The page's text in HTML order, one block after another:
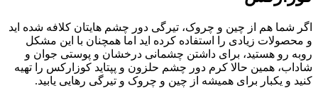
اگر شما هم از چین و چروک، تیرگی دور چشم هایتان کلافه شده اید
و محصولات زیادی را استفاده کرده اید اما همچنان با این مشکل
روبه رو هستید، برای داشتن چشمانی درخشان و پوستی جوان و
شاداب، همین حالا کرم دور چشم حلزون و پپتاید کوزارکس را تهیه
کنید و یکبار برای همیشه از چین و چروک و تیرگی رهایی یابید.